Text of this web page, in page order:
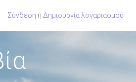
Σύνδεση ή Δημιουργία λογαριασμού